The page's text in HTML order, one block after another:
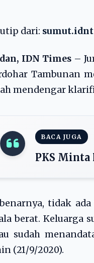
dari:
IDN Times–
Tambunan
mendengar
BACA JUGA
PKS Minta
tidak
berat. Keluarga
sudah
(21/9/2020).